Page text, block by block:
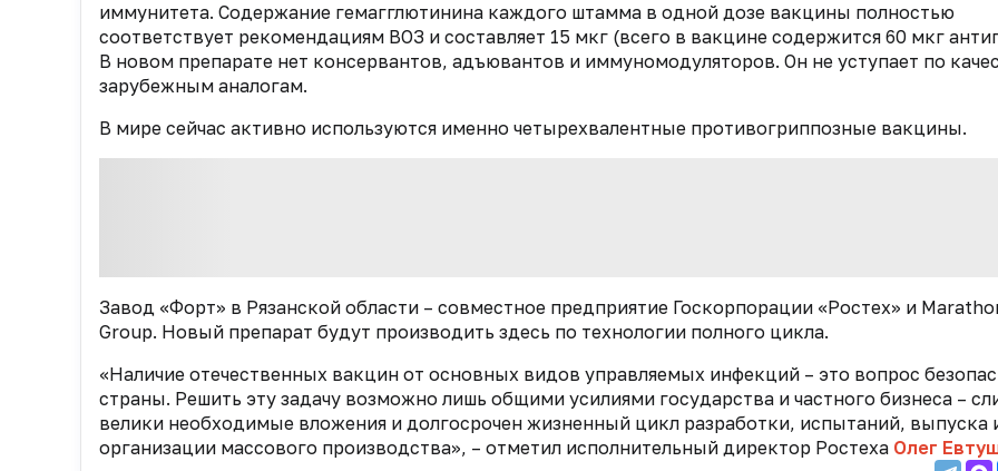
иммунитета. Содержание гемагглютинина каждого штамма в одной дозе вакцины полностью
соответствует рекомендациям ВОЗ и составляет 15 мкг (всего в вакцине содержится 60 мкг
В новом препарате нет консервантов, адъювантов и иммуномодуляторов. Он не уступает по
зарубежным аналогам.
В мире сейчас активно используются именно четырехвалентные противогриппозные вакцины.
Завод «Форт» в Рязанской области – совместное предприятие Госкорпорации «Ростех» и
Group. Новый препарат будут производить здесь по технологии полного цикла.
«Наличие отечественных вакцин от основных видов управляемых инфекций – это вопрос
страны. Решить эту задачу возможно лишь общими усилиями государства и частного бизнеса –
велики необходимые вложения и долгосрочен жизненный цикл разработки, испытаний, выпуска
организации массового производства», – отметил исполнительный директор Ростеха Олег